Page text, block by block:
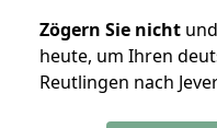
Zögern Sie nicht
heute, um Ihren
Reutlingen nach